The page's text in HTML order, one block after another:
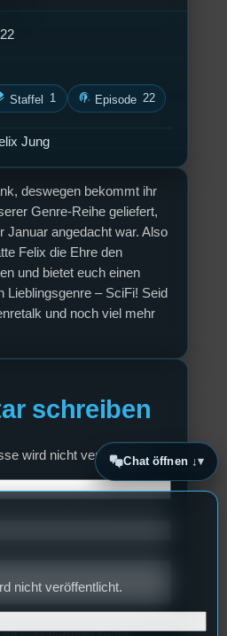
deswegen bekommt ihr
Genre-Reihe geliefert,
Januar angedacht war. Also
Felix die Ehre den
und bietet euch einen
Lieblingsgenre – SciFi! Seid
und noch viel mehr
schreiben
wird nicht veröffentlicht.
Staffel 1 podcasts Episode 22
Jung
Chat öffnen ↓
nicht veröffentlicht.